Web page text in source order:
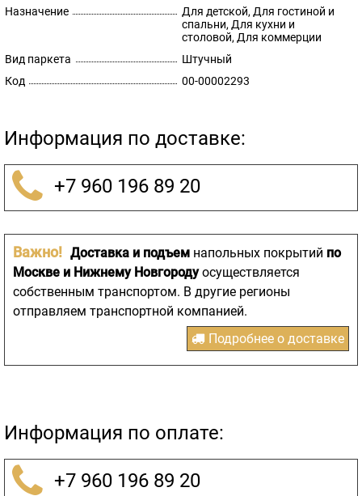
Назначение
Для детской, Для гостиной и
спальни, Для кухни и
столовой, Для коммерции
Вид паркета
Штучный
Код
00-00002293
Информация по доставке:
+7 960 196 89 20
Важно! Доставка и подъем напольных покрытий по
Москве и Нижнему Новгородуосуществляется
собственным транспортом. В другие регионы
отправляем транспортной компанией.
Подробнее о доставке
Информация по оплате:
+7 960 196 89 20